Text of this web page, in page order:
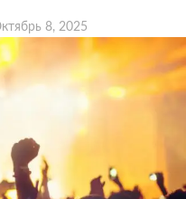
8, 2025